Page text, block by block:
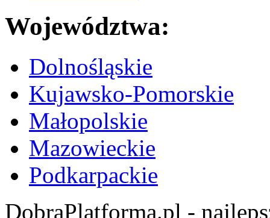
Województwa:
Dolnośląskie
Kujawsko-Pomorskie
Małopolskie
Mazowieckie
Podkarpackie
DobraPlatforma.pl -